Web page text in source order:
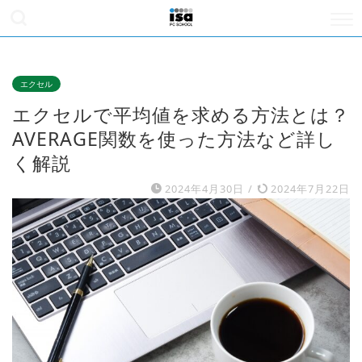
エクセル
エクセルで平均値を求める方法とは？
AVERAGE関数を使った方法など詳し
く解説
2024年4月30日 / 2024年7月22日